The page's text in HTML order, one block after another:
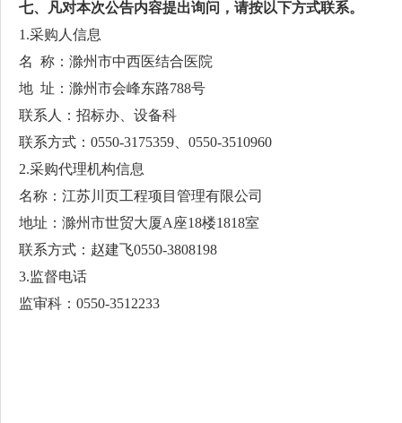
七、凡对本次公告内容提出询问，请按以下方式联系。
1.采购人信息
名 称：滁州市中西医结合医院
地 址：滁州市会峰东路788号
联系人：招标办、设备科
联系方式：0550-3175359、0550-3510960
2.采购代理机构信息
名称：江苏川页工程项目管理有限公司
地址：滁州市世贸大厦A座18楼1818室
联系方式：赵建飞0550-3808198
3.监督电话
监审科：0550-3512233